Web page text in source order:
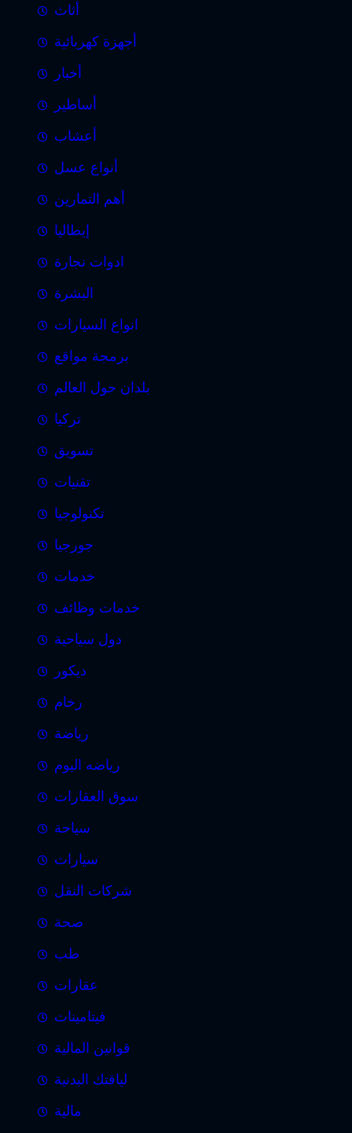
أثاث
أجهزة كهربائية
أخبار
أساطير
أعشاب
أنواع عسل
أهم التمارين
إيطاليا
ادوات نجارة
البشرة
انواع السيارات
برمجة مواقع
بلدان حول العالم
تركيا
تسويق
تقنيات
تكنولوجيا
جورجيا
خدمات
خدمات وظائف
دول سياحية
ديكور
رخام
رياضة
رياضه اليوم
سوق العقارات
سياحة
سيارات
شركات النقل
صحة
طب
عقارات
فيتامينات
قوانين المالية
لياقتك البدنية
مالية